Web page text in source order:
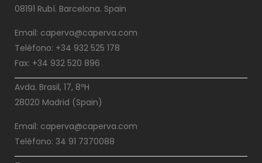
08191 Rubí. Barcelona. Spain
Email: caperva@caperva.com
Teléfono: +34 932 525 178
Fax: +34 932 520 896
Avda. Brasil, 17, 8ºH
28020 Madrid (Spain)
Email: caperva@caperva.com
Teléfono: 34 91 7370088